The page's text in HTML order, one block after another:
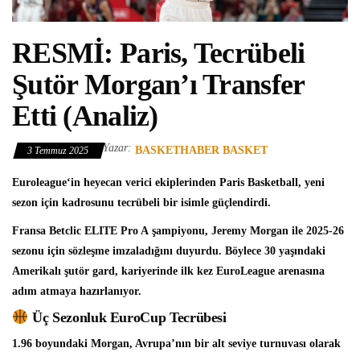
RESMİ: Paris, Tecrübeli
Şutör Morgan’ı Transfer
Etti (Analiz)
3 Temmuz 2025 Yazar: BASKETHABER BASKET
Euroleague‘in heyecan verici ekiplerinden Paris Basketball, yeni
sezon için kadrosunu tecrübeli bir isimle güçlendirdi.
Fransa Betclic ELITE Pro A şampiyonu, Jeremy Morgan ile 2025-26
sezonu için sözleşme imzaladığını duyurdu. Böylece 30 yaşındaki
Amerikalı şutör gard, kariyerinde ilk kez EuroLeague arenasına
adım atmaya hazırlanıyor.
Üç Sezonluk EuroCup Tecrübesi
1.96 boyundaki Morgan, Avrupa’nın bir alt seviye turnuvası olarak